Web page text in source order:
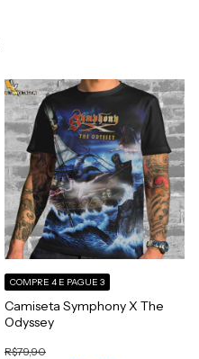
Camiseta Symphony X The
Odyssey
R$79,90
COMPRE 4 E PAGUE 3